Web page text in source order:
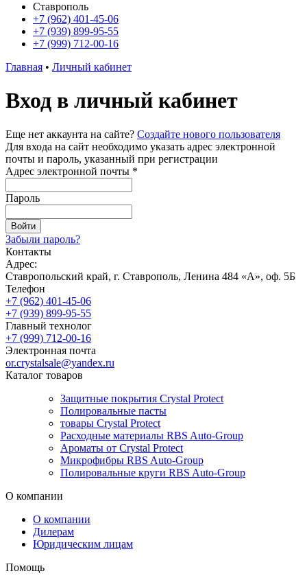
Ставрополь
+7 (962) 401-45-06
+7 (939) 899-95-55
+7 (999) 712-00-16
Главная • Личный кабинет
Вход в личный кабинет
Еще нет аккаунта на сайте? Создайте нового пользователя
Для входа на сайт необходимо указать адрес электронной
почты и пароль, указанный при регистрации
Адрес электронной почты *
Пароль
Войти
Забыли пароль?
Контакты
Адрес:
Ставропольский край, г. Ставрополь, Ленина 484 «А», оф. 5Б
Телефон
+7 (962) 401-45-06
+7 (939) 899-95-55
Главный технолог
+7 (999) 712-00-16
Электронная почта
or.crystalsale@yandex.ru
Каталог товаров
Защитные покрытия Crystal Protect
Полировальные пасты
товары Crystal Protect
Расходные материалы RBS Auto-Group
Ароматы от Crystal Protect
Микрофибры RBS Auto-Group
Полировальные круги RBS Auto-Group
О компании
О компании
Дилерам
Юридическим лицам
Помощь